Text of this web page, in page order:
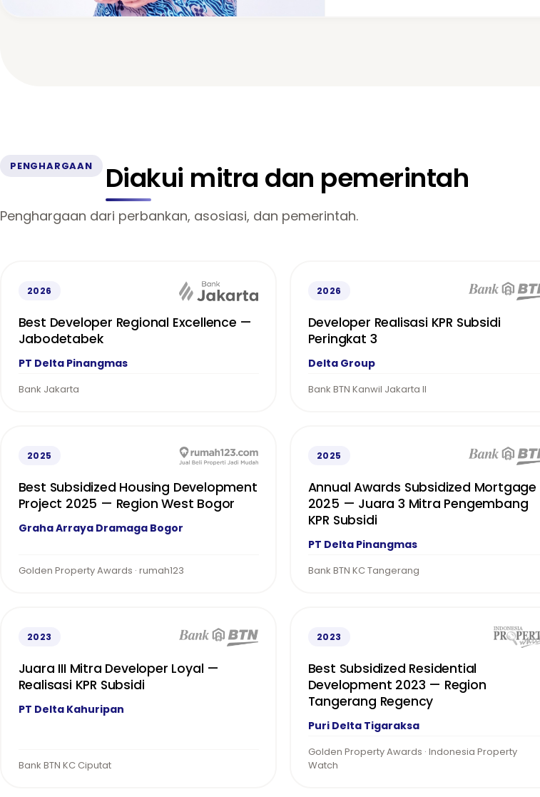
PENGHARGAAN Diakui mitra dan pemerintah
Penghargaan dari perbankan, asosiasi, dan pemerintah.
2026
Best Developer Regional Excellence —
Jabodetabek
PT Delta Pinangmas
Bank Jakarta
2026
Developer Realisasi KPR Subsidi
Peringkat 3
Delta Group
Bank BTN Kanwil Jakarta II
2025
Best Subsidized Housing Development
Project 2025 — Region West Bogor
Graha Arraya Dramaga Bogor
Golden Property Awards · rumah123
2025
Annual Awards Subsidized Mortgage
2025 — Juara 3 Mitra Pengembang
KPR Subsidi
PT Delta Pinangmas
Bank BTN KC Tangerang
2023
Juara III Mitra Developer Loyal —
Realisasi KPR Subsidi
PT Delta Kahuripan
Bank BTN KC Ciputat
2023
Best Subsidized Residential
Development 2023 — Region
Tangerang Regency
Puri Delta Tigaraksa
Golden Property Awards · Indonesia Property
Watch